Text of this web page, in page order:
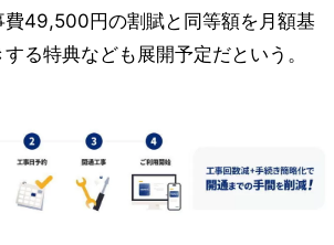
費49,500円の割賦と同等額を月額基
る特典なども展開予定だという。